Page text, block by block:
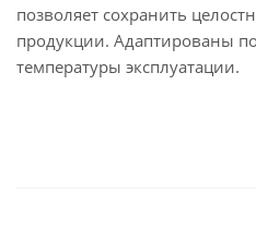
позволяет сохранить
продукции. Адаптированы
температуры эксплуатации.